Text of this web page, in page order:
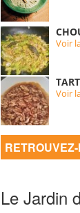
Voir
Voir
Le Jardin